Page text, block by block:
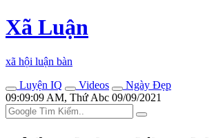
Xã Luận
xã hội luận bàn
Luyện IQ
Videos
Ngày Đẹp
09:09:09 AM, Thứ Abc 09/09/2021